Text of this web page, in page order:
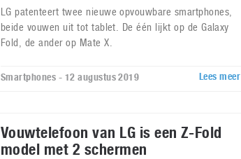
LG patenteert twee nieuwe opvouwbare smartphones,
beide vouwen uit tot tablet. De één lijkt op de Galaxy
Fold, de ander op Mate X.
Smartphones - 12 augustus 2019 Lees meer
Vouwtelefoon van LG is een Z-Fold
model met 2 schermen